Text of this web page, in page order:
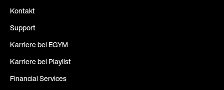
Kontakt
Support
Karriere bei EGYM
Karriere bei Playlist
Financial Services